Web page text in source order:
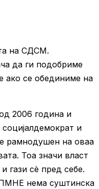
на СДСМ.
да ги подобриме
ако се обединиме на
2006 година и
и
рамнодушен на оваа
Тоа значи власт
гази сè пред себе.
нема суштинска